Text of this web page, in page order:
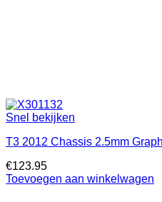
Snel bekijken
T3 2012 Chassis 2.5mm
€123.95
Toevoegen aan winkelwagen